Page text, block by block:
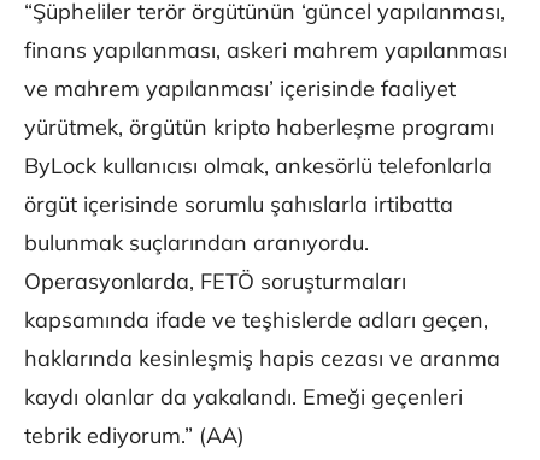
“Şüpheliler terör örgütünün ‘güncel yapılanması,
finans yapılanması, askeri mahrem yapılanması
ve mahrem yapılanması’ içerisinde faaliyet
yürütmek, örgütün kripto haberleşme programı
ByLock kullanıcısı olmak, ankesörlü telefonlarla
örgüt içerisinde sorumlu şahıslarla irtibatta
bulunmak suçlarından aranıyordu.
Operasyonlarda, FETÖ soruşturmaları
kapsamında ifade ve teşhislerde adları geçen,
haklarında kesinleşmiş hapis cezası ve aranma
kaydı olanlar da yakalandı. Emeği geçenleri
tebrik ediyorum.” (AA)